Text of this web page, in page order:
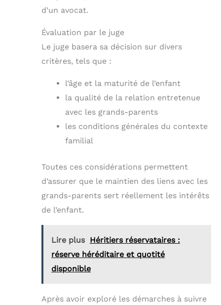
d’un avocat.
Évaluation par le juge
Le juge basera sa décision sur divers
critères, tels que :
l’âge et la maturité de l’enfant
la qualité de la relation entretenue
avec les grands-parents
les conditions générales du contexte
familial
Toutes ces considérations permettent
d’assurer que le maintien des liens avec les
grands-parents sert réellement les intérêts
de l’enfant.
Lire plus Héritiers réservataires :
réserve héréditaire et quotité
disponible
Après avoir exploré les démarches à suivre